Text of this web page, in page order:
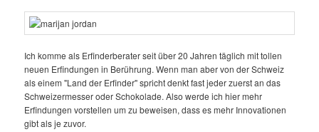
Ich komme als Erfinderberater seit über 20 Jahren täglich mit tollen
neuen Erfindungen in Berührung. Wenn man aber von der Schweiz
als einem "Land der Erfinder" spricht denkt fast jeder zuerst an das
Schweizermesser oder Schokolade. Also werde ich hier mehr
Erfindungen vorstellen um zu beweisen, dass es mehr Innovationen
gibt als je zuvor.